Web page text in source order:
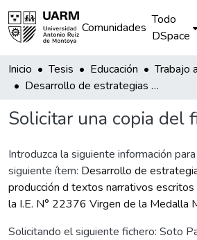
Comunidades
Todo
DSpace
Inicio Tesis Educación
Trabajo
Desarrollo de estrategias para mejorar la producción d textos narrativos escritos en los estudiantes de la I.E. N° 22376 Virgen de la Medalla Milagrosa
Solicitar una copia del
Introduzca la siguiente información
siguiente ítem: Desarrollo de
producción d textos narrativos
la I.E. N° 22376 Virgen de la Medalla
Solicitando el siguiente fichero: Soto